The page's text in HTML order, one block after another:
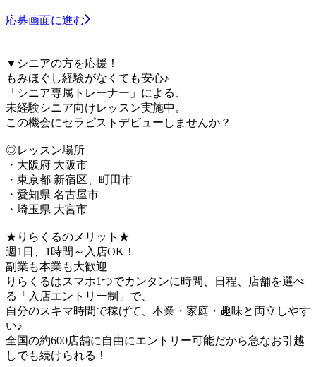
応募画面に進む
▼シニアの方を応援！
もみほぐし経験がなくても安心♪
「シニア専属トレーナー」による、
未経験シニア向けレッスン実施中。
この機会にセラピストデビューしませんか？
◎レッスン場所
・大阪府 大阪市
・東京都 新宿区、町田市
・愛知県 名古屋市
・埼玉県 大宮市
★りらくるのメリット★
週1日、1時間～入店OK！
副業も本業も大歓迎
りらくるはスマホ1つでカンタンに時間、日程、店舗を選べ
る「入店エントリー制」で、
​自分のスキマ時間で稼げて、本業・家庭・趣味と両立しやす
い♪​
全国の約600店舗に自由にエントリー可能だから急なお引越
しでも続けられる！